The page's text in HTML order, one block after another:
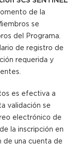
de la
se
del Programa.
de registro de
requerida y
es efectiva a
validación se
electrónico de
la inscripción en
de una cuenta de